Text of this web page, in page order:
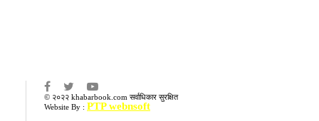
© २०२२ khabarbook.com सर्वाधिकार सुरक्षित
Website By : PTP webnsoft